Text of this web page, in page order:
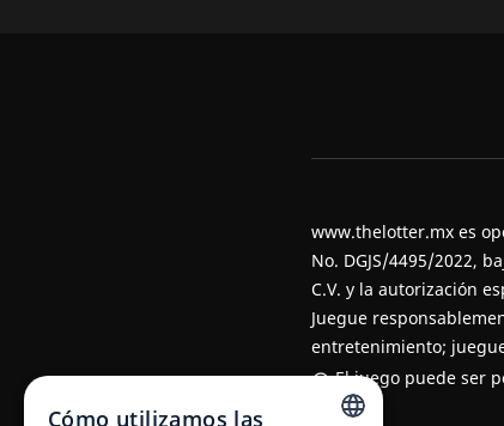
www.thelotter.mx es
No. DGJS/4495/2022,
C.V. y la autorización
Juegue
entretenimiento;
El juego puede ser
Cómo utilizamos las